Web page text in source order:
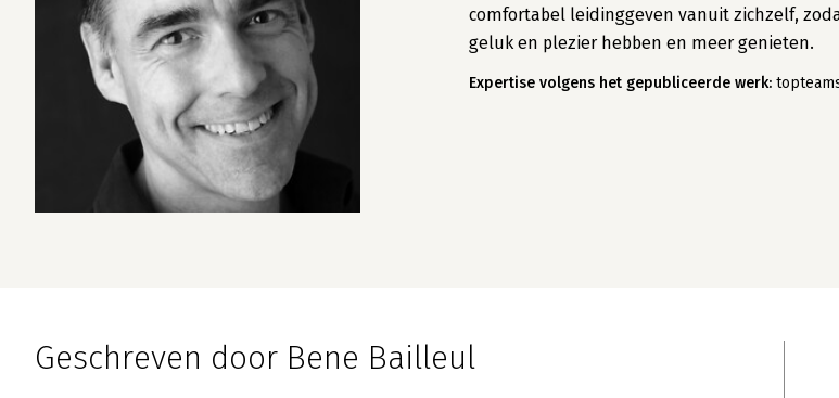
comfortabel leidinggeven vanuit zichzelf,
geluk en plezier hebben en meer genieten.
Expertise volgens het gepubliceerde werk:
Geschreven door Bene Bailleul